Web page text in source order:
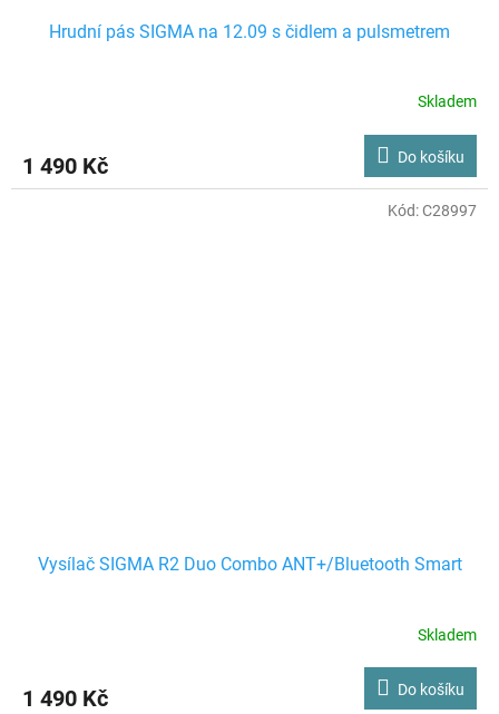
Hrudní pás SIGMA na 12.09 s čidlem a pulsmetrem
Skladem
1 490 Kč Do košíku
Vysílač SIGMA R2 Duo Combo ANT+/Bluetooth Smart
Skladem
1 490 Kč Do košíku
Kód:C28997